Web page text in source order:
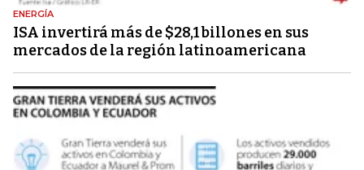
ENERGÍA
ISA invertirá más de $28,1 billones en sus
mercados de la región latinoamericana